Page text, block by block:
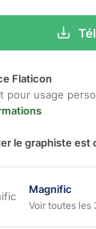
Flaticon
pour usage
le graphiste est
Magnific
Voir toutes les